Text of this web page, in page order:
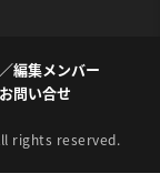
編集メンバー
お問い合せ
rights reserved.